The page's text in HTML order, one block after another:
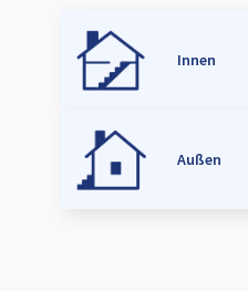
Innen
Außen